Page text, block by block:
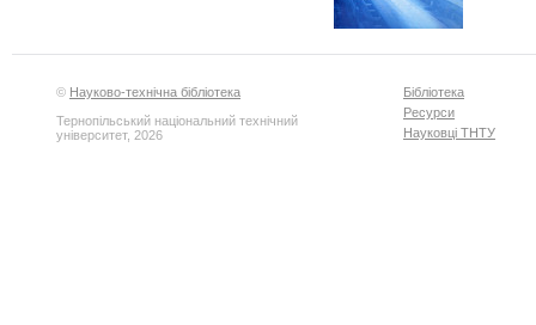
© Науково-технічна бібліотека
Тернопільський національний технічний
університет, 2026
Бібліотека
Ресурси
Науковці ТНТУ